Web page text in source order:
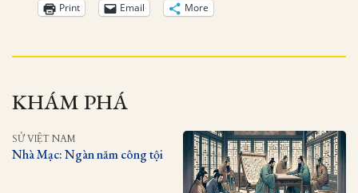
Print Email More
KHÁM PHÁ
SỬ VIỆT NAM
Nhà Mạc: Ngàn năm công tội